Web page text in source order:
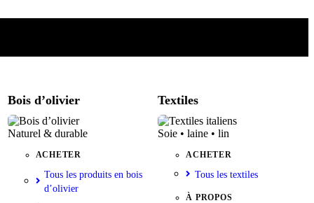
Bois d’olivier
Naturel & durable
ACHETER
Tous les produits en bois
d’olivier
Textiles
Soie • laine • lin
ACHETER
Tous les textiles
À PROPOS